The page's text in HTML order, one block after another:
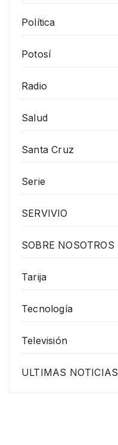
Política
Potosí
Radio
Salud
Santa Cruz
Serie
SERVIVIO
SOBRE NOSOTROS
Tarija
Tecnología
Televisión
ULTIMAS NOTICIAS